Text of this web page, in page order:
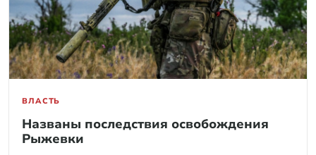
ВЛАСТЬ
Названы последствия освобождения
Рыжевки